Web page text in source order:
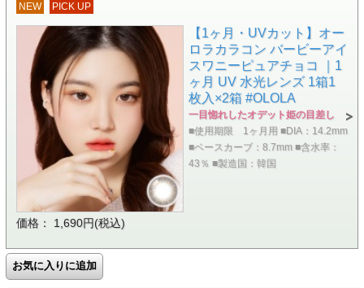
NEW PICK UP
【1ヶ月・UVカット】オー
ロラカラコン バービーアイ
スワニーピュアチョコ ｜1
ヶ月 UV 水光レンズ 1箱1
枚入×2箱 #OLOLA
一目惚れしたオデット姫の目差し
■使用期限 1ヶ月用 ■DIA：14.2mm
■ベースカーブ：8.7mm ■含水率：
43％ ■製造国：韓国
価格： 1,690円(税込)